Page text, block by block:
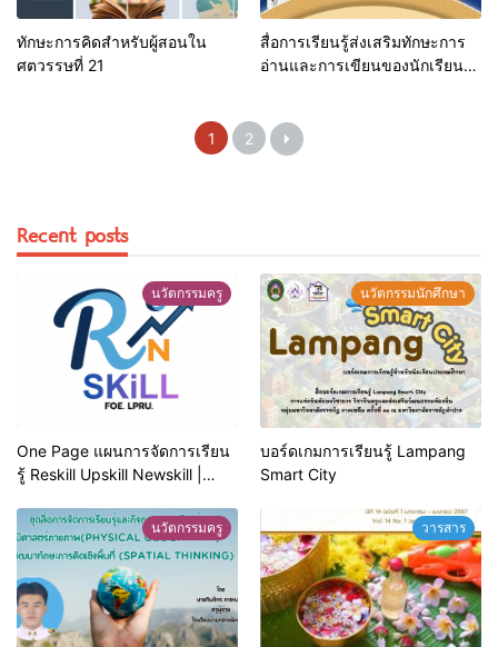
ทักษะการคิดสําหรับผู้สอนใน
ศตวรรษที่ 21
สื่อการเรียนรู้ส่งเสริมทักษะการ
อ่านและการเขียนของนักเรียน
1 2
Recent posts
นวัตกรรมครู
One Page แผนการจัดการเรียน
รู้ Reskill Upskill Newskill |
นวัตกรรมนักศึกษา
บอร์ดเกมการเรียนรู้ Lampang
Smart City
นวัตกรรมครู วารสาร